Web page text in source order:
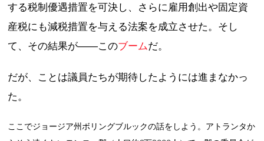
する税制優遇措置を可決し、さらに雇用創出や固定資
産税にも減税措置を与える法案を成立させた。そし
て、その結果が――このブームだ。
だが、ことは議員たちが期待したようには進まなかっ
た。
ここでジョージア州ボリングブルックの話をしよう。アトランタか